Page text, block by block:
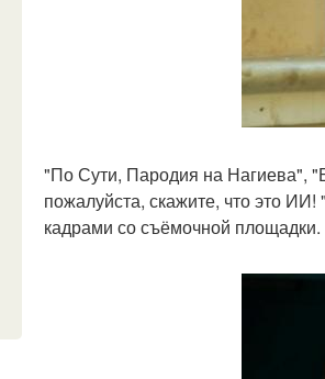
"По Сути, Пародия на Нагиева",
пожалуйста, скажите, что это
кадрами со съёмочной площадки.